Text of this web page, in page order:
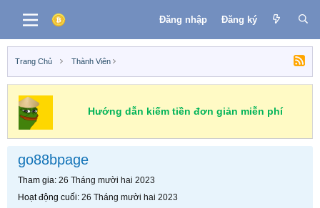
Đăng nhập Đăng ký
Trang Chủ Thành Viên
Hướng dẫn kiếm tiền đơn giản miễn phí
go88bpage
Tham gia 26 Tháng mười hai 2023
Hoạt động cuối 26 Tháng mười hai 2023